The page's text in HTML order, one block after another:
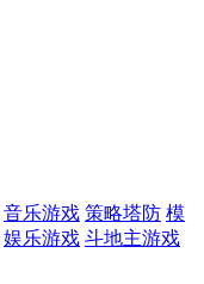
音乐游戏 策略塔防 模
娱乐游戏 斗地主游戏